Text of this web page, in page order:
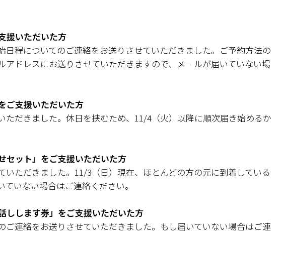
援いただいた方
日程についてのご連絡をお送りさせていただきました。ご予約方法の
アドレスにお送りさせていただきますので、メールが届いていない場
ご支援いただいた方
ただきました。休日を挟むため、11/4（火）以降に順次届き始めるか
セット」をご支援いただいた方
いただきました。11/3（日）現在、ほとんどの方の元に到着している
いない場合はご連絡ください。
しします券」をご支援いただいた方
ご連絡をお送りさせていただきました。もし届いていない場合はご連